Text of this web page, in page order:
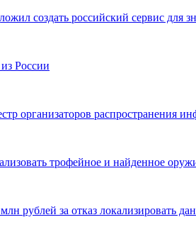
создать российский сервис для
России
организаторов распространения
трофейное и найденное
рублей за отказ локализировать